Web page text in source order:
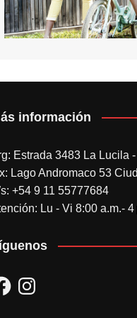
información
Estrada 3483 La Lucila
Lago Andromaco 53
+54 9 11 55777684
Lu - Vi 8:00 a.m.- 4
Instagram